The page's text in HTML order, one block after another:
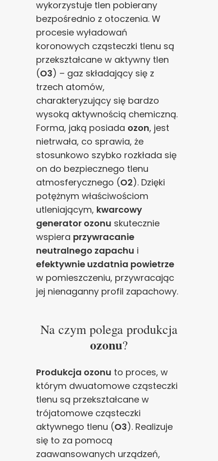
wykorzystuje tlen pobierany
bezpośrednio z otoczenia. W
procesie wyładowań
koronowych cząsteczki tlenu są
przekształcane w aktywny tlen
(O3) – gaz składający się z
trzech atomów,
charakteryzujący się bardzo
wysoką aktywnością chemiczną.
Forma, jaką posiada ozon, jest
nietrwała, co sprawia, że
stosunkowo szybko rozkłada się
on do bezpiecznego tlenu
atmosferycznego (O2). Dzięki
potężnym właściwościom
utleniającym, kwarcowy
generator ozonu skutecznie
wspiera przywracanie
neutralnego zapachu i
efektywnie uzdatnia powietrze
w pomieszczeniu, przywracając
jej nienaganny profil zapachowy.
Na czym polega produkcja
ozonu?
Produkcja ozonu to proces, w
którym dwuatomowe cząsteczki
tlenu są przekształcane w
trójatomowe cząsteczki
aktywnego tlenu (O3). Realizuje
się to za pomocą
zaawansowanych urządzeń,